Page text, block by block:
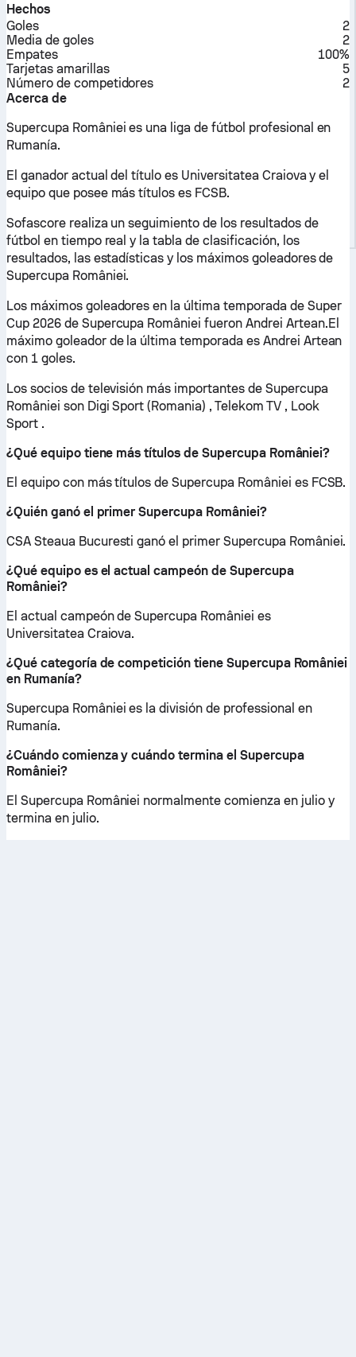
Hechos
Goles
2
Media de goles
2
Empates
100%
Tarjetas amarillas
5
Número de competidores
2
Acerca de
Supercupa României es una liga de fútbol profesional en
Rumanía.
El ganador actual del título es Universitatea Craiova y el
equipo que posee más títulos es FCSB.
Sofascore realiza un seguimiento de los resultados de
fútbol en tiempo real y la tabla de clasificación, los
resultados, las estadísticas y los máximos goleadores de
Supercupa României.
Los máximos goleadores en la última temporada de Super
Cup 2026 de Supercupa României fueron Andrei Artean.El
máximo goleador de la última temporada es Andrei Artean
con 1 goles.
Los socios de televisión más importantes de Supercupa
României son Digi Sport (Romania) , Telekom TV , Look
Sport .
¿Qué equipo tiene más títulos de Supercupa României?
El equipo con más títulos de Supercupa României es FCSB.
¿Quién ganó el primer Supercupa României?
CSA Steaua Bucuresti ganó el primer Supercupa României.
¿Qué equipo es el actual campeón de Supercupa
României?
El actual campeón de Supercupa României es
Universitatea Craiova.
¿Qué categoría de competición tiene Supercupa României
en Rumanía?
Supercupa României es la división de professional en
Rumanía.
¿Cuándo comienza y cuándo termina el Supercupa
României?
El Supercupa României normalmente comienza en julio y
termina en julio.